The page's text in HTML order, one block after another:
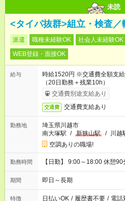
未読
<タイパ抜群>組立・検査／
派遣 職種未経験OK 社会人未経験OK
WEB登録・面接OK
給与
時給1520円 ※交通費全額支
（20日勤務＋残業10h）
交通費別途支給あり
交通費 交通費支給あり
勤務地
埼玉県川越市
南大塚駅 / 新狭山駅 / 川越
空調ありの職場!
勤務時間 【日勤】 9:00～18:00 休憩
期間 即日～長期
特徴 日払いOK / 履歴書不要 / 電話